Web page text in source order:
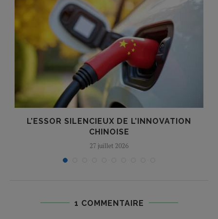
L’ESSOR SILENCIEUX DE L’INNOVATION
CHINOISE
27 juillet 2026
1 COMMENTAIRE